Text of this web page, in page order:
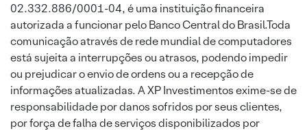
02.332.886/0001-04, é uma instituição financeira
autorizada a funcionar pelo Banco Central do Brasil.Toda
comunicação através de rede mundial de computadores
está sujeita a interrupções ou atrasos, podendo impedir
ou prejudicar o envio de ordens ou a recepção de
informações atualizadas. A XP Investimentos exime-se de
responsabilidade por danos sofridos por seus clientes,
por força de falha de serviços disponibilizados por